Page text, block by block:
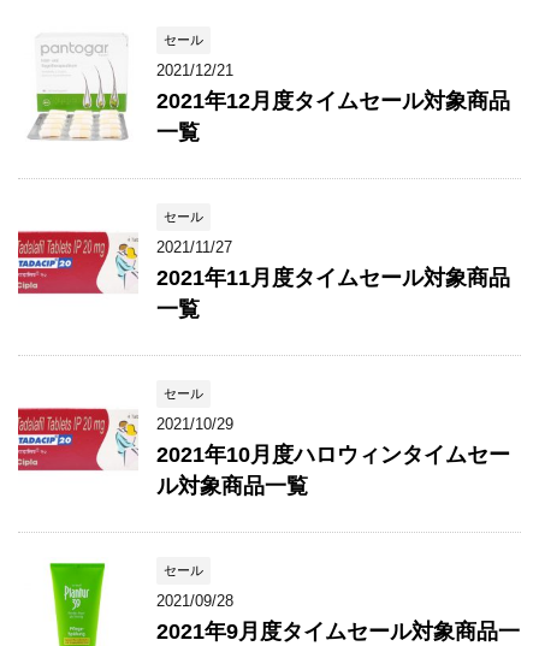
セール
2021/12/21
2021年12月度タイムセール対象商品
一覧
セール
2021/11/27
2021年11月度タイムセール対象商品
一覧
セール
2021/10/29
2021年10月度ハロウィンタイムセー
ル対象商品一覧
セール
2021/09/28
2021年9月度タイムセール対象商品一